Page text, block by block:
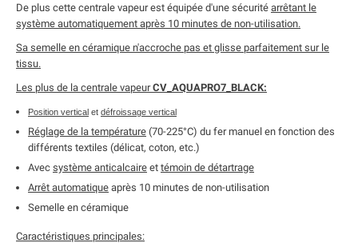
De plus cette centrale vapeur est équipée d'une sécurité arrêtant le
système automatiquement après 10 minutes de non-utilisation.
Sa semelle en céramique n'accroche pas et glisse parfaitement sur le
tissu.
Les plus de la centrale vapeurCV_AQUAPRO7_BLACK:
Position vertical et défroissage vertical
Réglage de la température (70-225°C) du fer manuel en fonction des
différents textiles (délicat, coton, etc.)
Avec système anticalcaire et témoin de détartrage
Arrêt automatique après 10 minutes de non-utilisation
Semelle en céramique
Caractéristiques principales: